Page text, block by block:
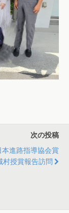
次の投稿
進路指導協会賞
授賞報告訪問